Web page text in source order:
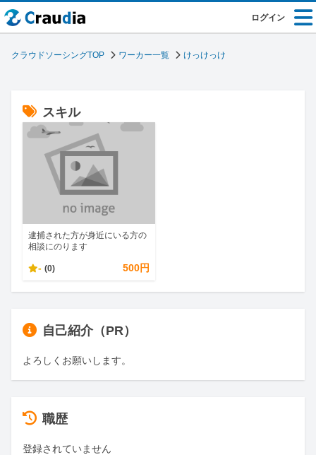
ログイン
クラウドソーシングTOP ワーカー一覧 けっけっけ
スキル
逮捕された方が身近にいる方の
相談にのります
- (0) 500円
自己紹介（PR）
よろしくお願いします。
職歴
登録されていません